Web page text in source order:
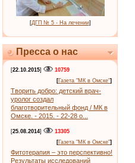
[ДГП № 5 - На лечении]
Пресса о нас
[22.10.2015]
10759
[Газета "МК в Омске"]
Творить добро: детский врач-
уролог создал
благотворительный фонд / МК в
Омске. - 2015. - 22-28 о...
[25.08.2014]
13305
[Газета "МК в Омске"]
Фитотерапия – это перспективно!
Результаты исследований